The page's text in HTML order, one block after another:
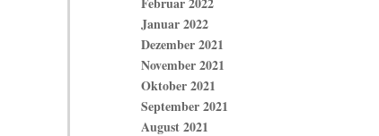
Januar 2022
Dezember 2021
November 2021
Oktober 2021
September 2021
August 2021